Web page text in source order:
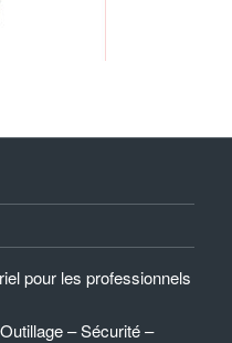
pour les professionnels
– Sécurité –